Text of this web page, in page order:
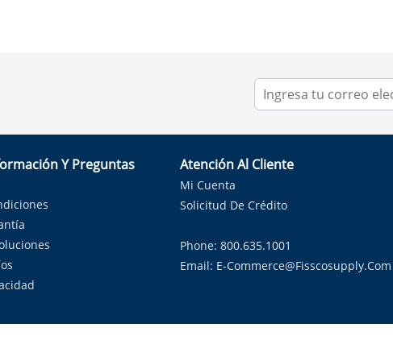
Y Preguntas
Atención Al Cliente
Mi Cuenta
Solicitud De Crédito
Phone: 800.635.1001
Email: E-Commerce@fisscosupply.com